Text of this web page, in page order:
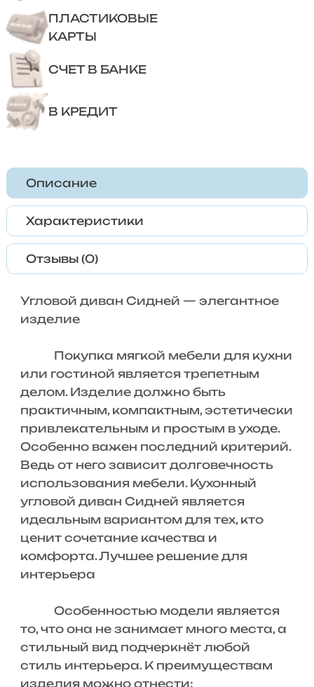
ПЛАСТИКОВЫЕ
КАРТЫ
СЧЕТ В БАНКЕ
В КРЕДИТ
Описание
Характеристики
Отзывы (0)
Угловой диван Сидней — элегантное
изделие
Покупка мягкой мебели для кухни
или гостиной является трепетным
делом. Изделие должно быть
практичным, компактным, эстетически
привлекательным и простым в уходе.
Особенно важен последний критерий.
Ведь от него зависит долговечность
использования мебели. Кухонный
угловой диван Сидней является
идеальным вариантом для тех, кто
ценит сочетание качества и
комфорта. Лучшее решение для
интерьера
Особенностью модели является
то, что она не занимает много места, а
стильный вид подчеркнёт любой
стиль интерьера. К преимуществам
изделия можно отнести: